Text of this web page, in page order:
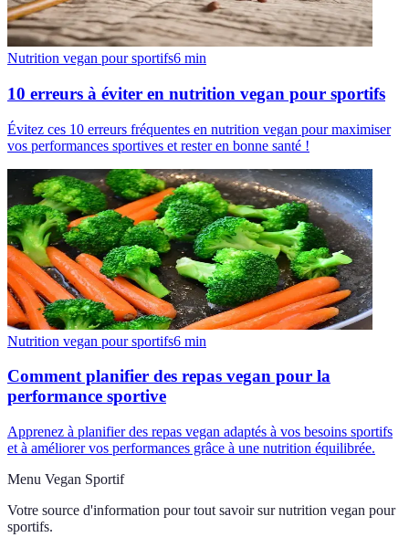
Nutrition vegan pour sportifs6 min
10 erreurs à éviter en nutrition vegan pour sportifs
Évitez ces 10 erreurs fréquentes en nutrition vegan pour maximiser
vos performances sportives et rester en bonne santé !
Nutrition vegan pour sportifs6 min
Comment planifier des repas vegan pour la
performance sportive
Apprenez à planifier des repas vegan adaptés à vos besoins sportifs
et à améliorer vos performances grâce à une nutrition équilibrée.
Menu Vegan Sportif
Votre source d'information pour tout savoir sur nutrition vegan pour
sportifs.